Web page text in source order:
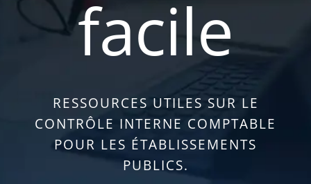
facile
RESSOURCES UTILES SUR LE
CONTRÔLE INTERNE COMPTABLE
POUR LES ÉTABLISSEMENTS
PUBLICS.